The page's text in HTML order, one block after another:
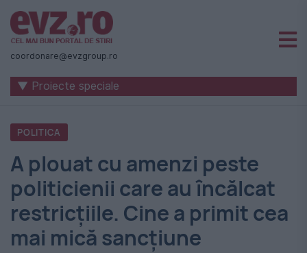
Știri
naționale
internaționale
România
-
Evenimentul
Zilei
coordonare@evzgroup.ro
▼ Proiecte speciale
POLITICA
A plouat cu amenzi peste
politicienii care au încălcat
restricțiile. Cine a primit cea
mai mică sancțiune